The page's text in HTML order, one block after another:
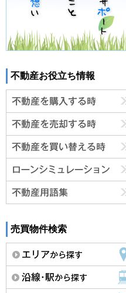
不動産お役立ち情報
売買物件検索